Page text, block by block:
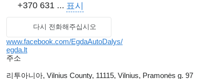
+370 631 ... 표시
다시 전화해주십시오
www.facebook.com/EgdaAutoDalys/
egda.lt
주소
리투아니아, Vilnius County, 11115, Vilnius, Pramonės g. 97